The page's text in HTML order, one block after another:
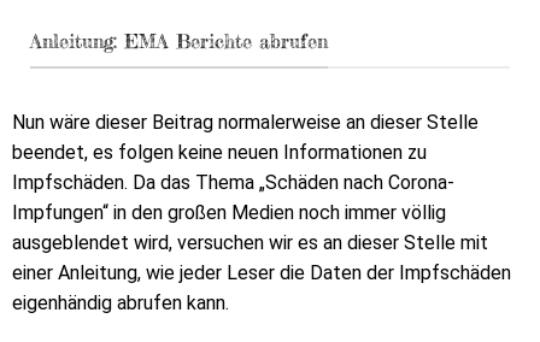
Anleitung: EMA Berichte abrufen
Nun wäre dieser Beitrag normalerweise an dieser Stelle
beendet, es folgen keine neuen Informationen zu
Impfschäden. Da das Thema „Schäden nach Corona-
Impfungen“ in den großen Medien noch immer völlig
ausgeblendet wird, versuchen wir es an dieser Stelle mit
einer Anleitung, wie jeder Leser die Daten der Impfschäden
eigenhändig abrufen kann.